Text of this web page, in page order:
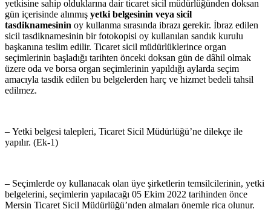
yetkisine sahip olduklarına dair ticaret sicil müdürlüğünden doksan
gün içerisinde alınmış yetki belgesinin veya sicil
tasdiknamesinin oy kullanma sırasında ibrazı gerekir. İbraz edilen
sicil tasdiknamesinin bir fotokopisi oy kullanılan sandık kurulu
başkanına teslim edilir. Ticaret sicil müdürlüklerince organ
seçimlerinin başladığı tarihten önceki doksan gün de dâhil olmak
üzere oda ve borsa organ seçimlerinin yapıldığı aylarda seçim
amacıyla tasdik edilen bu belgelerden harç ve hizmet bedeli tahsil
edilmez.
– Yetki belgesi talepleri, Ticaret Sicil Müdürlüğü’ne dilekçe ile
yapılır. (Ek-1)
– Seçimlerde oy kullanacak olan üye şirketlerin temsilcilerinin, yetki
belgelerini, seçimlerin yapılacağı 05 Ekim 2022 tarihinden önce
Mersin Ticaret Sicil Müdürlüğü’nden almaları önemle rica olunur.